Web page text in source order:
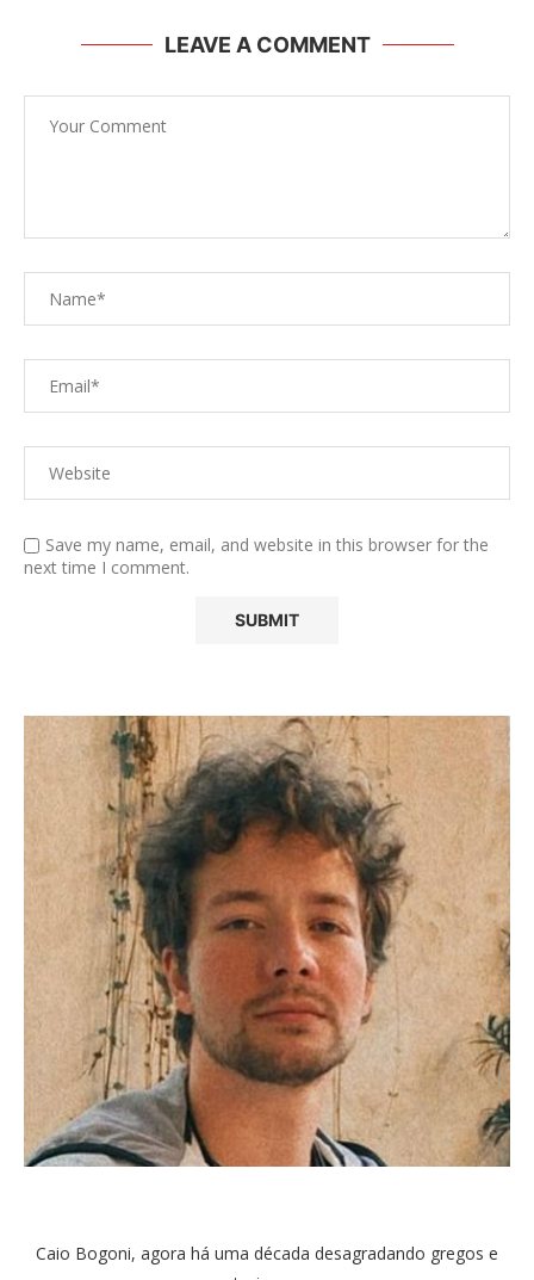
LEAVE A COMMENT
Save my name, email, and website in this browser for the
next time I comment.
Caio Bogoni, agora há uma década desagradando gregos e